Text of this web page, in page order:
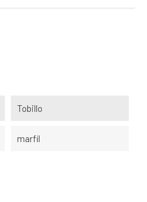
Tobillo
marfil